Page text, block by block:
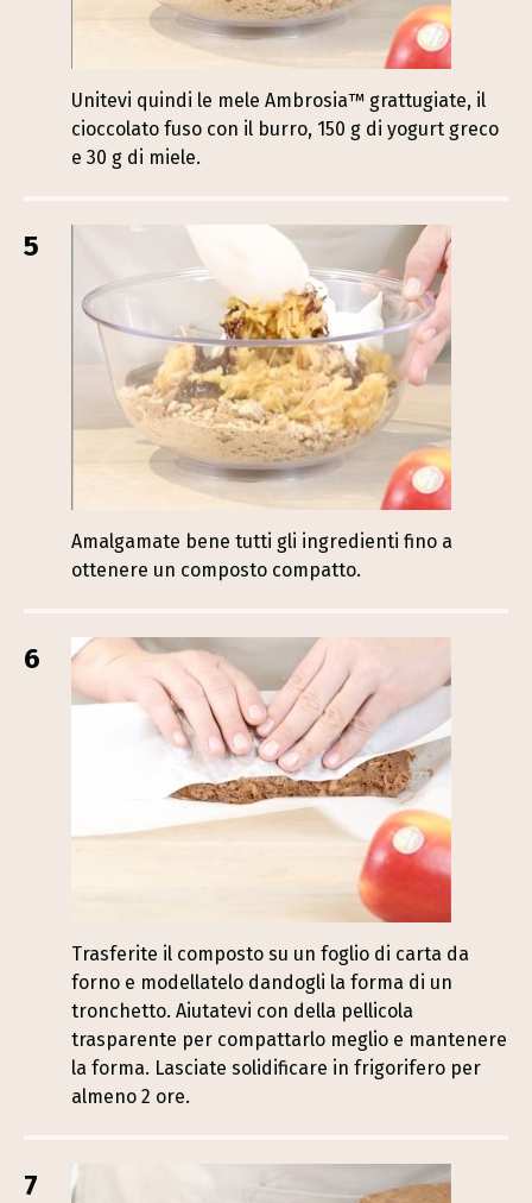
Unitevi quindi le mele Ambrosia™ grattugiate, il
cioccolato fuso con il burro, 150 g di yogurt greco
e 30 g di miele.
5
Amalgamate bene tutti gli ingredienti fino a
ottenere un composto compatto.
6
Trasferite il composto su un foglio di carta da
forno e modellatelo dandogli la forma di un
tronchetto. Aiutatevi con della pellicola
trasparente per compattarlo meglio e mantenere
la forma. Lasciate solidificare in frigorifero per
almeno 2 ore.
7